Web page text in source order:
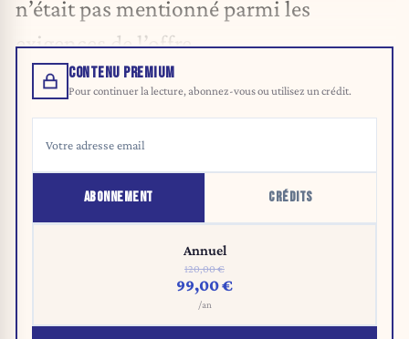
n’était pas mentionné parmi les
exigences de l’offre.
CONTENU PREMIUM
Pour continuer la lecture, abonnez-vous ou utilisez un crédit.
ABONNEMENT CRÉDITS
Annuel
120,00 €
99,00 €
/an